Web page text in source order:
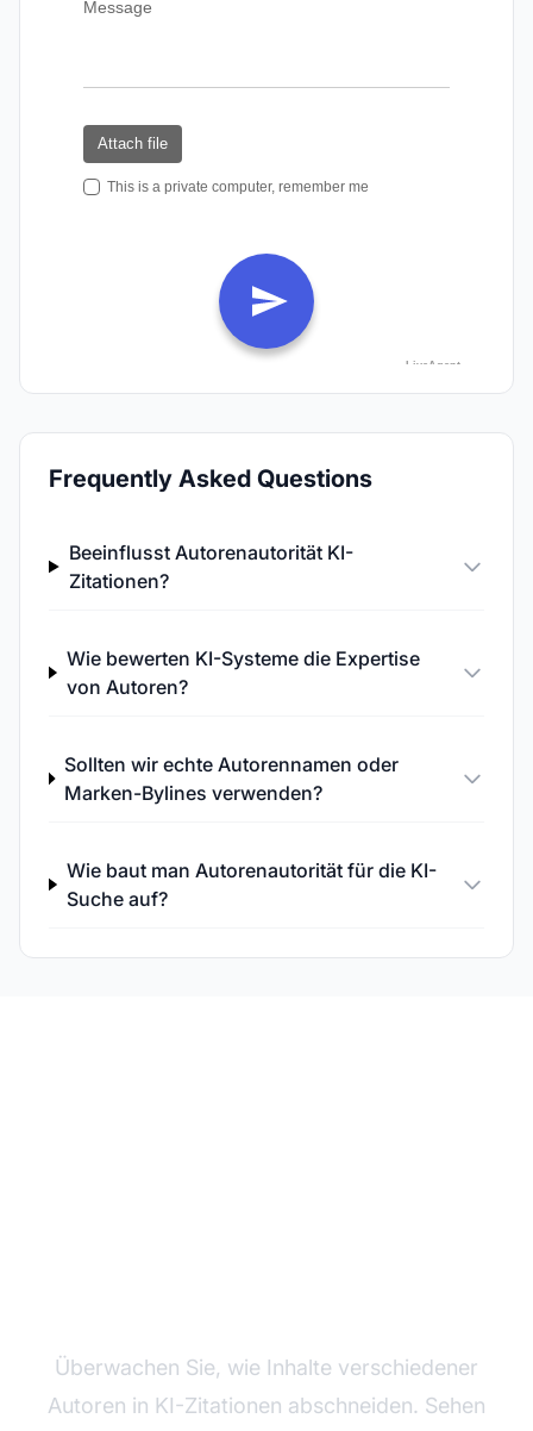
Frequently Asked Questions
Beeinflusst Autorenautorität KI-
Zitationen?
Wie bewerten KI-Systeme die Expertise
von Autoren?
Sollten wir echte Autorennamen oder
Marken-Bylines verwenden?
Wie baut man Autorenautorität für die KI-
Suche auf?
Überwachen Sie, wie Inhalte verschiedener
Autoren in KI-Zitationen abschneiden. Sehen